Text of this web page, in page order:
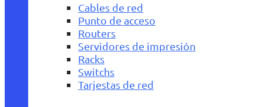
Cables de red
Punto de acceso
Routers
Servidores de impresión
Racks
Switchs
Tarjestas de red